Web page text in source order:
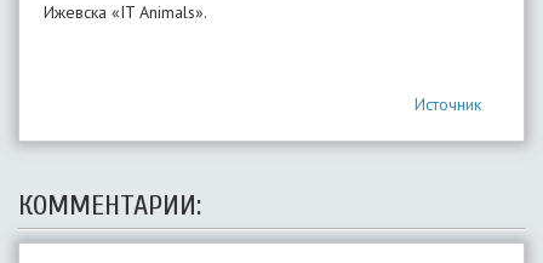
Ижевска «IT Animals».
Источник
КОММЕНТАРИИ: